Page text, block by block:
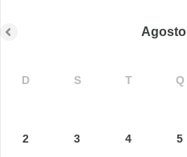
Agosto
D S T Q
2
3 4 5